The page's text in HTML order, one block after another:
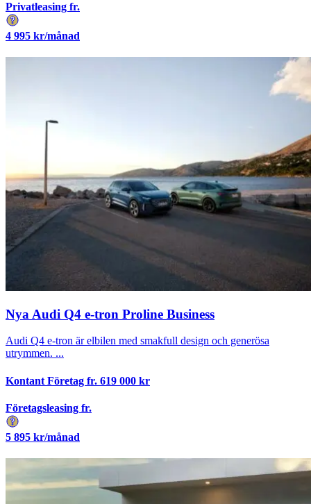
Privatleasing fr.
4 995 kr/månad
Nya Audi Q4 e-tron Proline Business
Audi Q4 e-tron är elbilen med smakfull design och generösa
utrymmen. ...
Kontant Företag fr. 619 000 kr
Företagsleasing fr.
5 895 kr/månad